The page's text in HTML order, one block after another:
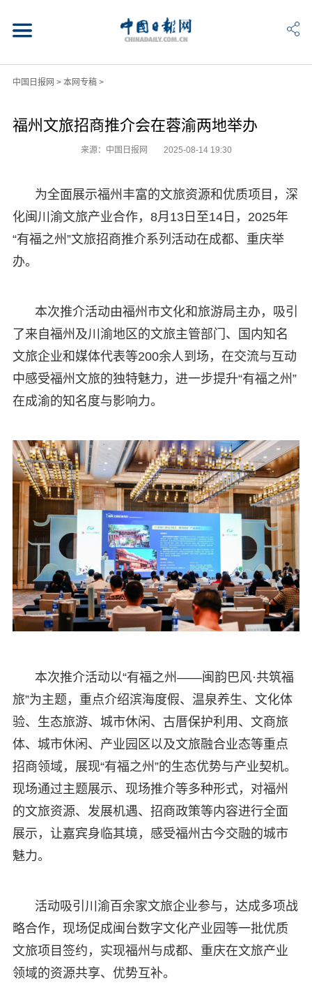
中国日报网 > 本网专稿>
福州文旅招商推介会在蓉渝两地举办
来源：中国日报网 2025-08-14 19:30
为全面展示福州丰富的文旅资源和优质项目，深
化闽川渝文旅产业合作，8月13日至14日，2025年
“有福之州”文旅招商推介系列活动在成都、重庆举
办。
本次推介活动由福州市文化和旅游局主办，吸引
了来自福州及川渝地区的文旅主管部门、国内知名
文旅企业和媒体代表等200余人到场，在交流与互动
中感受福州文旅的独特魅力，进一步提升“有福之州”
在成渝的知名度与影响力。
本次推介活动以“有福之州——闽韵巴风·共筑福
旅”为主题，重点介绍滨海度假、温泉养生、文化体
验、生态旅游、城市休闲、古厝保护利用、文商旅
体、城市休闲、产业园区以及文旅融合业态等重点
招商领域，展现“有福之州”的生态优势与产业契机。
现场通过主题展示、现场推介等多种形式，对福州
的文旅资源、发展机遇、招商政策等内容进行全面
展示，让嘉宾身临其境，感受福州古今交融的城市
魅力。
活动吸引川渝百余家文旅企业参与，达成多项战
略合作，现场促成闽台数字文化产业园等一批优质
文旅项目签约，实现福州与成都、重庆在文旅产业
领域的资源共享、优势互补。